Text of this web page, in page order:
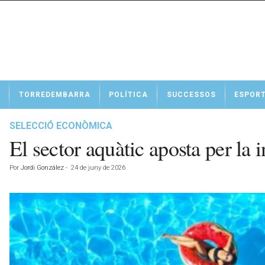
t
TORREDEMBARRA POLÍTICA SUCCESSOS
SELECCIÓ ECONÒMICA
El sector aquàtic aposta per
Por Jordi González - 24 de juny de 2026